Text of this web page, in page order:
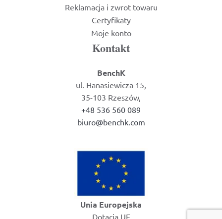
Reklamacja i zwrot towaru
Certyfikaty
Moje konto
Kontakt
BenchK
ul. Hanasiewicza 15,
35-103 Rzeszów,
+48 536 560 089
biuro@benchk.com
Unia Europejska
Dotacja UE